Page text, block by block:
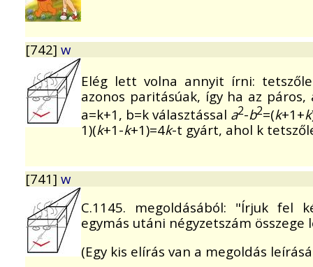
[742] w
Elég lett volna annyit írni:
azonos paritásúak, így ha az
a=k+1, b=k választással a2-b2=(k+1+k
1)(k+1-k+1)=4k-t gyárt, ahol k
[741] w
C.1145. megoldásából: "Írjuk fel
egymás utáni négyzetszám összege
(Egy kis elírás van a megoldás